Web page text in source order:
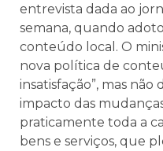
entrevista dada ao
semana, quando
conteúdo local. O
nova política de
insatisfação”, mas não
impacto das
praticamente toda a
bens e serviços, que